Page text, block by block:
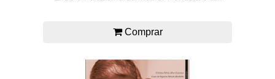
Comprar